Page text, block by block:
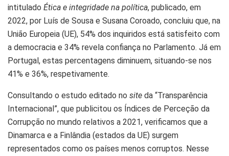
intitulado Ética e integridade na política, publicado, em
2022, por Luís de Sousa e Susana Coroado, concluiu que, na
União Europeia (UE), 54% dos inquiridos está satisfeito com
a democracia e 34% revela confiança no Parlamento. Já em
Portugal, estas percentagens diminuem, situando-se nos
41% e 36%, respetivamente.
Consultando o estudo editado no site da “Transparência
Internacional”, que publicitou os Índices de Perceção da
Corrupção no mundo relativos a 2021, verificamos que a
Dinamarca e a Finlândia (estados da UE) surgem
representados como os países menos corruptos. Nesse